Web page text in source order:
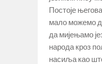
Постоје
мало можемо
да мијењамо
народа кроз
насиља као